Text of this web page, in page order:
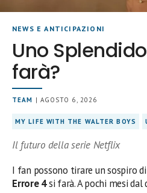
NEWS E ANTICIPAZIONI
Uno
farà?
TEAM | AGOSTO 6, 2026
MY LIFE WITH THE WALTER BOYS
Il futuro della serie Netflix
I fan possono tirare un sospiro
Errore 4si farà. A pochi mesi